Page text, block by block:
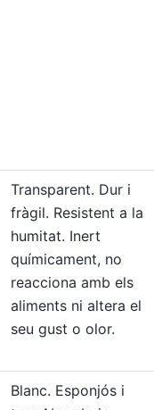
Transparent. Dur i
fràgil. Resistent a la
humitat. Inert
químicament, no
reacciona amb els
aliments ni altera el
seu gust o olor.
Blanc. Esponjós i